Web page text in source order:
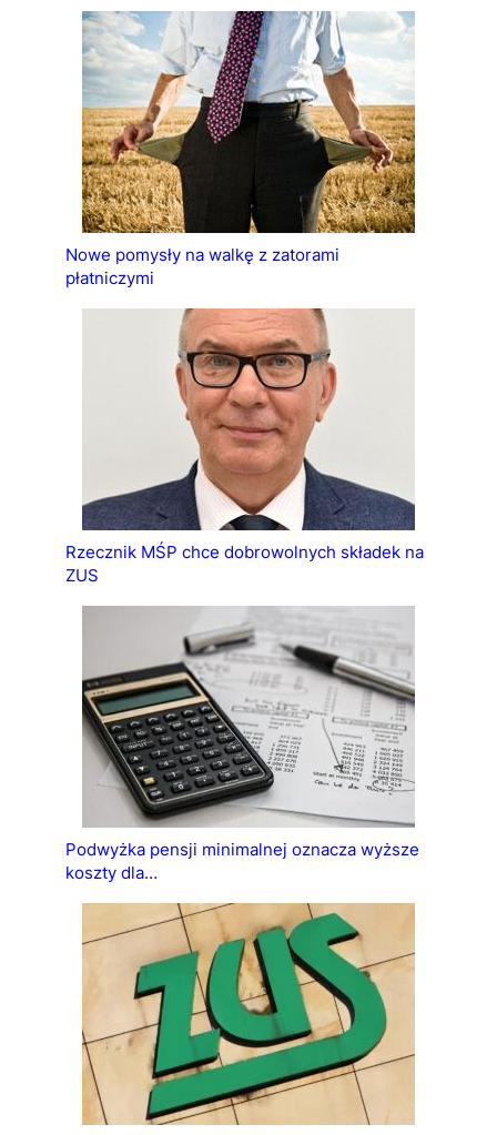
Nowe pomysły na walkę z zatorami
płatniczymi
Rzecznik MŚP chce dobrowolnych składek na
ZUS
Podwyżka pensji minimalnej oznacza wyższe
koszty dla…